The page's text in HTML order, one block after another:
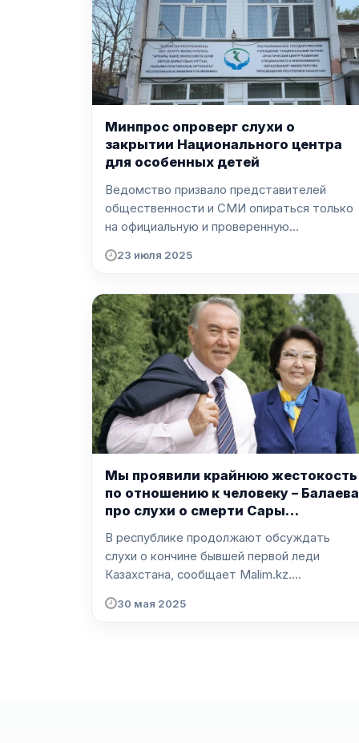
Минпрос опроверг слухи о
закрытии Национального центра
для особенных детей
Ведомство призвало представителей
общественности и СМИ опираться только
на официальную и проверенную...
23 июля 2025
Мы проявили крайнюю жестокость
по отношению к человеку – Балаева
про слухи о смерти Сары
В республике продолжают обсуждать
слухи о кончине бывшей первой леди
Казахстана, сообщает Malim.kz....
30 мая 2025